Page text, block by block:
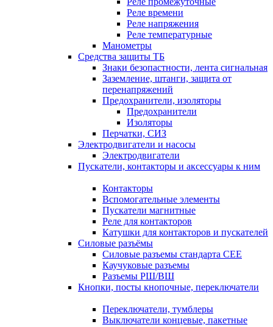
Реле времени
Реле напряжения
Реле температурные
Манометры
Средства защиты ТБ
Знаки безопастности, лента сигнальная
Заземление, штанги, защита от
перенапряжений
Предохранители, изоляторы
Предохранители
Изоляторы
Перчатки, СИЗ
Электродвигатели и насосы
Электродвигатели
Пускатели, контакторы и аксессуары к ним
Контакторы
Вспомогательные элементы
Пускатели магнитные
Реле для контакторов
Катушки для контакторов и пускателей
Силовые разъёмы
Силовые разъемы стандарта СЕЕ
Каучуковые разъемы
Разъемы РШ/ВШ
Кнопки, посты кнопочные, переключатели
Переключатели, тумблеры
Выключатели концевые, пакетные